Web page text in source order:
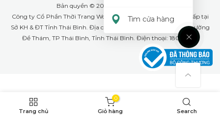
Bản quyền © 2024 thuộc về
Công ty Cổ Phần Thời Trang Woo Kids- GPĐKKD: 1001268555 cấp tại
Sở KH & ĐT Tỉnh Thái Bình. Địa chỉ văn phòng: Số 79A Lê Lợi, phường
Đề Thám, TP Thái Bình, Tỉnh Thái Bình. Điện thoại: 18008226
Tìm cửa hàng
Trang chủ
0
Giỏ hàng Search